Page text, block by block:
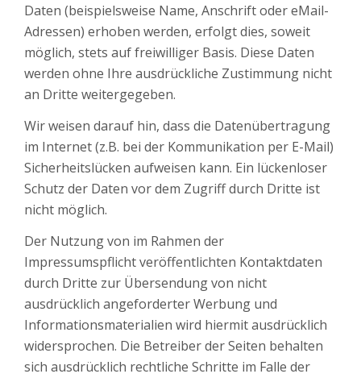
Daten (beispielsweise Name, Anschrift oder eMail-
Adressen) erhoben werden, erfolgt dies, soweit
möglich, stets auf freiwilliger Basis. Diese Daten
werden ohne Ihre ausdrückliche Zustimmung nicht
an Dritte weitergegeben.
Wir weisen darauf hin, dass die Datenübertragung
im Internet (z.B. bei der Kommunikation per E-Mail)
Sicherheitslücken aufweisen kann. Ein lückenloser
Schutz der Daten vor dem Zugriff durch Dritte ist
nicht möglich.
Der Nutzung von im Rahmen der
Impressumspflicht veröffentlichten Kontaktdaten
durch Dritte zur Übersendung von nicht
ausdrücklich angeforderter Werbung und
Informationsmaterialien wird hiermit ausdrücklich
widersprochen. Die Betreiber der Seiten behalten
sich ausdrücklich rechtliche Schritte im Falle der